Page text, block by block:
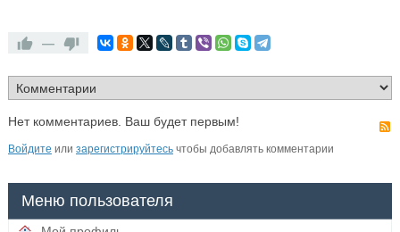
—
Нет комментариев. Ваш будет первым!
Войдите или зарегистрируйтесьчтобы добавлять комментарии
Меню пользователя